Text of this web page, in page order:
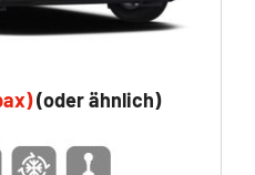
(oder ähnlich)